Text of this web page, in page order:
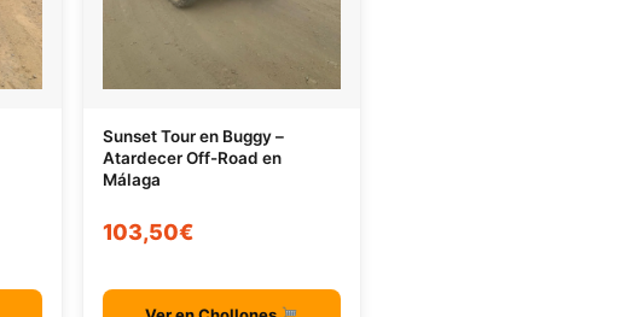
Sunset Tour en Buggy –
Atardecer Off-Road en
Málaga
103,50€